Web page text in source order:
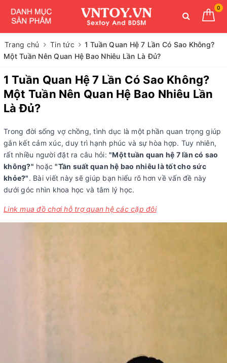
0
Trang chủ Tin tức
1 Tuần Quan Hệ 7 Lần Có Sao Không?
Một Tuần Nên Quan Hệ Bao Nhiêu Lần Là Đủ?
1 Tuần Quan Hệ 7 Lần Có Sao Không?
Một Tuần Nên Quan Hệ Bao Nhiêu Lần
Là Đủ?
Trong đời sống vợ chồng, tình dục là một phần quan trọng giúp
gắn kết cảm xúc, duy trì hạnh phúc và sự hòa hợp. Tuy nhiên,
rất nhiều người đặt ra câu hỏi: "Một tuần quan hệ 7 lần có sao
không?" hoặc"Tần suất quan hệ bao nhiêu là tốt cho sức
khỏe?". Bài viết này sẽ giúp bạn hiểu rõ hơn về vấn đề này
dưới góc nhìn khoa học và tâm lý học.
Link mua đồ chơi hỗ trợ quan hệ các cặp đôi